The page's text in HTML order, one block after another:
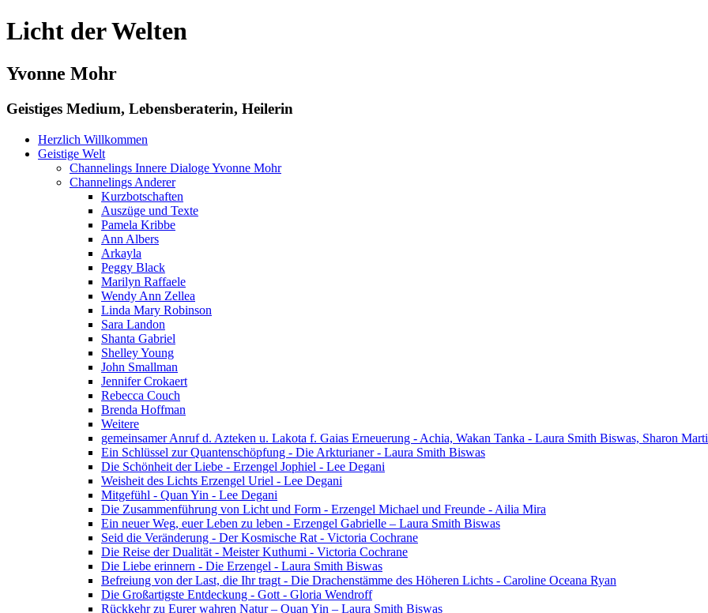
Licht der Welten
Yvonne Mohr
Geistiges Medium, Lebensberaterin, Heilerin
Herzlich Willkommen
Geistige Welt
Channelings Innere Dialoge Yvonne Mohr
Channelings Anderer
Kurzbotschaften
Auszüge und Texte
Pamela Kribbe
Ann Albers
Arkayla
Peggy Black
Marilyn Raffaele
Wendy Ann Zellea
Linda Mary Robinson
Sara Landon
Shanta Gabriel
Shelley Young
John Smallman
Jennifer Crokaert
Rebecca Couch
Brenda Hoffman
Weitere
gemeinsamer Anruf d. Azteken u. Lakota f. Gaias Erneuerung - Achia, Wakan Tanka - Laura Smith Biswas, Sharon
Ein Schlüssel zur Quantenschöpfung - Die Arkturianer - Laura Smith Biswas
Die Schönheit der Liebe - Erzengel Jophiel - Lee Degani
Weisheit des Lichts Erzengel Uriel - Lee Degani
Mitgefühl - Quan Yin - Lee Degani
Die Zusammenführung von Licht und Form - Erzengel Michael und Freunde - Ailia Mira
Ein neuer Weg, euer Leben zu leben - Erzengel Gabrielle – Laura Smith Biswas
Seid die Veränderung - Der Kosmische Rat - Victoria Cochrane
Die Reise der Dualität - Meister Kuthumi - Victoria Cochrane
Die Liebe erinnern - Die Erzengel - Laura Smith Biswas
Befreiung von der Last, die Ihr tragt - Die Drachenstämme des Höheren Lichts - Caroline Oceana Ryan
Die Großartigste Entdeckung - Gott - Gloria Wendroff
Rückkehr zu Eurer wahren Natur – Quan Yin – Laura Smith Biswas